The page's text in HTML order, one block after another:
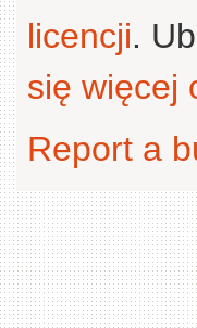
licencji.
się więcej
Report a